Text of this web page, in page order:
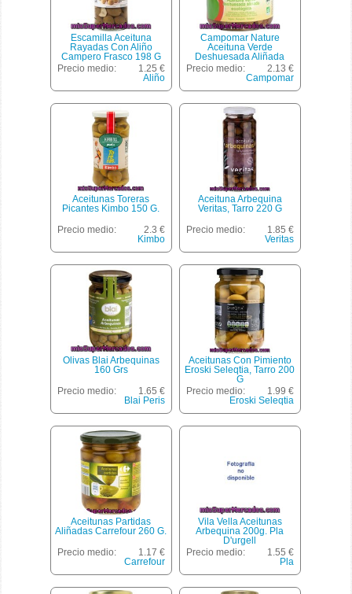
Escamilla Aceituna
Rayadas Con Aliño
Campero Frasco 198 G
Precio medio:
1.25 €
Aliño
Campomar Nature
Aceituna Verde
Deshuesada Aliñada
Ecológica Frasco 350 G
Neto Escurrido
Precio medio:
2.13 €
Campomar
Aceitunas Toreras
Picantes Kimbo 150 G.
Precio medio:
2.3 €
Kimbo
Aceituna Arbequina
Veritas, Tarro 220 G
Precio medio:
1.85 €
Veritas
Olivas Blai Arbequinas
160 Grs
Precio medio:
1.65 €
Blai Peris
Aceitunas Con Pimiento
Eroski Seleqtia, Tarro 200
G
Precio medio:
1.99 €
Eroski Seleqtia
Aceitunas Partidas
Aliñadas Carrefour 260 G.
Precio medio:
1.17 €
Carrefour
Vila Vella Aceitunas
Arbequina 200g. Pla
D'urgell
Precio medio:
1.55 €
Pla